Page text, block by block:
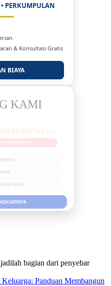
• PERKUMPULAN
& Konsultasi Gratis
BIAYA
KAMI
TERPERCAYA
Anda
bagian dari penyebar